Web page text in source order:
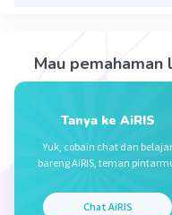
Mau
Tanya ke AiRIS
Yuk, cobain chat dan belajar
bareng AiRIS, teman
Chat AiRIS